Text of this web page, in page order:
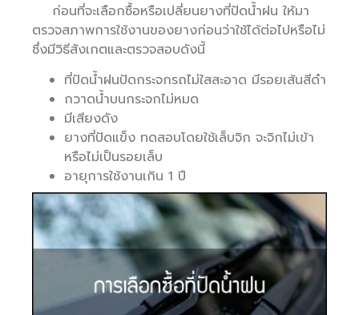
ก่อนที่จะเลือกซื้อหรือเปลี่ยนยางที่ปัดน้ำฝน ให้มา
ตรวจสภาพการใช้งานของยางก่อนว่าใช้ได้ต่อไปหรือไม่
ซึ่งมีวิธีสังเกตและตรวจสอบดังนี้
ที่ปัดน้ำฝนปัดกระจกรถไม่ใสสะอาด มีรอยเส้นสีดำ
กวาดน้ำบนกระจกไม่หมด
มีเสียงดัง
ยางที่ปัดแข็ง ทดสอบโดยใช้เล็บจิก จะจิกไม่เข้า
หรือไม่เป็นรอยเล็บ
อายุการใช้งานเกิน 1 ปี